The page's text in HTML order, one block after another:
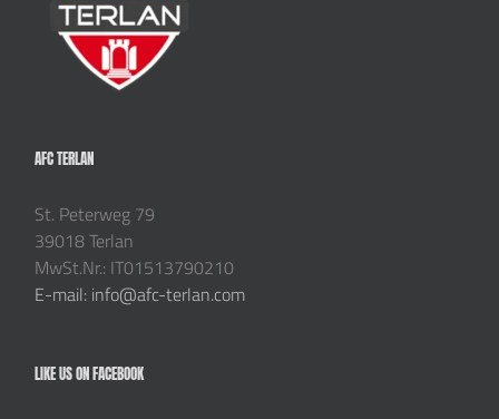
AFC TERLAN
St. Peterweg 79
39018 Terlan
MwSt.Nr.: IT01513790210
E-mail: info@afc-terlan.com
LIKE US ON FACEBOOK